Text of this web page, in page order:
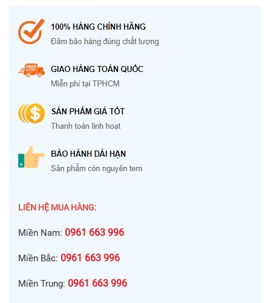
LIÊN HỆ MUA HÀNG:
Miền Nam: 0961 663 996
Miền Bắc: 0961 663 996
Miền Trung: 0961 663 996